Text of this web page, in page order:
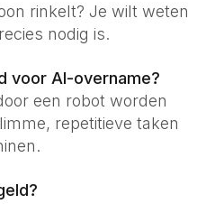
rinkelt? Je wilt weten
nodig is.
voor AI-overname?
een robot worden
repetitieve taken